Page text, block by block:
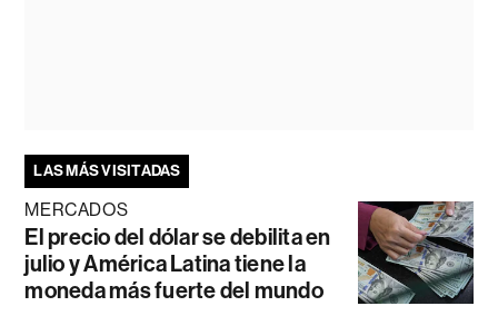
LAS MÁS VISITADAS
MERCADOS
El precio del dólar se debilita en
julio y América Latina tiene la
moneda más fuerte del mundo